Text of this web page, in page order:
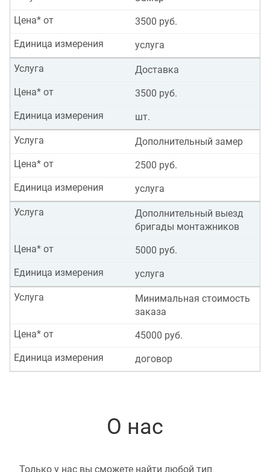
3500 руб.
Цена* от
услуга
Единица измерения
Доставка
Услуга
3500 руб.
Цена* от
шт.
Единица измерения
Дополнительный замер
Услуга
2500 руб.
Цена* от
услуга
Единица измерения
Дополнительный выезд
бригады монтажников
Услуга
5000 руб.
Цена* от
услуга
Единица измерения
Минимальная стоимость
заказа
Услуга
45000 руб.
Цена* от
договор
Единица измерения
О нас
Только у нас вы сможете найти любой тип